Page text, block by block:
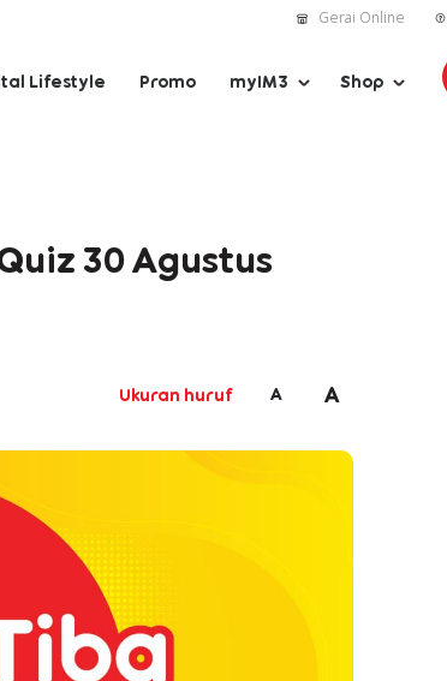
Gerai Online
Lifestyle Promo myIM3 Shop
30 Agustus
Ukuran huruf A A